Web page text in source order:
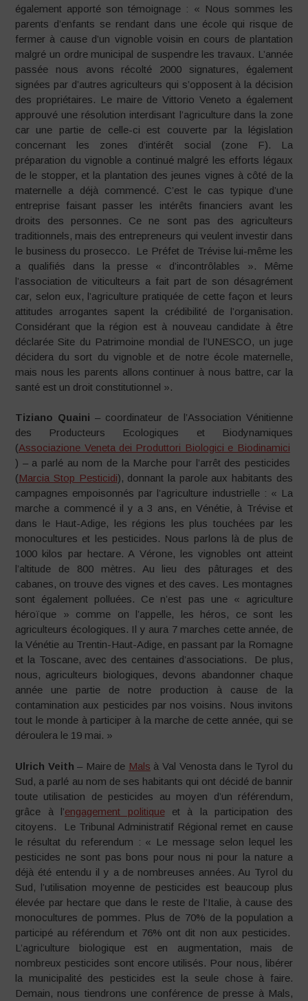
également apporté son témoignage : « Nous sommes les
parents d’enfants se rendant dans une école qui risque de
fermer à cause d’un vignoble voisin en cours de plantation
malgré un ordre municipal de suspendre les travaux. L’année
passée nous avons récolté 2000 signatures, également
signées par d’autres agriculteurs qui s’opposent à la décision
des propriétaires. Le maire de Vittorio Veneto a également
approuvé une résolution interdisant l’agriculture dans la zone
car une partie de celle-ci est couverte par la législation
concernant les zones d’intérêt social (zone F). La
préparation du vignoble a continué malgré les efforts légaux
de le stopper, et la plantation des jeunes vignes à côté de la
maternelle a déjà commencé. C’est le cas typique d’une
entreprise faisant passer les intérêts financiers avant les
droits des personnes. Ce ne sont pas des agriculteurs
traditionnels, mais des entrepreneurs qui veulent investir dans
le business du prosecco. Le Préfet de Trévise lui-même les
a qualifiés dans la presse « d’incontrôlables ». Même
l’association de viticulteurs a fait part de son désagrément
car, selon eux, l’agriculture pratiquée de cette façon et leurs
attitudes arrogantes sapent la crédibilité de l’organisation.
Considérant que la région est à nouveau candidate à être
déclarée Site du Patrimoine mondial de l’UNESCO, un juge
décidera du sort du vignoble et de notre école maternelle,
mais nous les parents allons continuer à nous battre, car la
santé est un droit constitutionnel ».
Tiziano Quaini– coordinateur de l’Association Vénitienne
des Producteurs Ecologiques et Biodynamiques
(Associazione Veneta dei Produttori Biologici e Biodinamici
) – a parlé au nom de la Marche pour l’arrêt des pesticides
(Marcia Stop Pesticidi), donnant la parole aux habitants des
campagnes empoisonnés par l’agriculture industrielle : « La
marche a commencé il y a 3 ans, en Vénétie, à Trévise et
dans le Haut-Adige, les régions les plus touchées par les
monocultures et les pesticides. Nous parlons là de plus de
1000 kilos par hectare. A Vérone, les vignobles ont atteint
l’altitude de 800 mètres. Au lieu des pâturages et des
cabanes, on trouve des vignes et des caves. Les montagnes
sont également polluées. Ce n’est pas une « agriculture
héroïque » comme on l’appelle, les héros, ce sont les
agriculteurs écologiques. Il y aura 7 marches cette année, de
la Vénétie au Trentin-Haut-Adige, en passant par la Romagne
et la Toscane, avec des centaines d’associations. De plus,
nous, agriculteurs biologiques, devons abandonner chaque
année une partie de notre production à cause de la
contamination aux pesticides par nos voisins. Nous invitons
tout le monde à participer à la marche de cette année, qui se
déroulera le 19 mai. »
Ulrich Veith– Maire de Mals à Val Venosta dans le Tyrol du
Sud, a parlé au nom de ses habitants qui ont décidé de bannir
toute utilisation de pesticides au moyen d’un référendum,
grâce à l’engagement politiqueet à la participation des
citoyens. Le Tribunal Administratif Régional remet en cause
le résultat du referendum : « Le message selon lequel les
pesticides ne sont pas bons pour nous ni pour la nature a
déjà été entendu il y a de nombreuses années. Au Tyrol du
Sud, l’utilisation moyenne de pesticides est beaucoup plus
élevée par hectare que dans le reste de l’Italie, à cause des
monocultures de pommes. Plus de 70% de la population a
participé au référendum et 76% ont dit non aux pesticides.
L’agriculture biologique est en augmentation, mais de
nombreux pesticides sont encore utilisés. Pour nous, libérer
la municipalité des pesticides est la seule chose à faire.
Demain, nous tiendrons une conférence de presse à Mals,